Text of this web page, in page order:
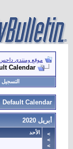
موقع ومنتدى داحس
Calendar
التسجيل
Default Calendar
أبريل 2020
>
>
>
الأحد